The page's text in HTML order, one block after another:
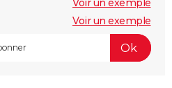
bande-annonce est enfin
plus grand chose au MCU
Alicia Vikander, streaming,
Voir un exemple
Voir un exemple